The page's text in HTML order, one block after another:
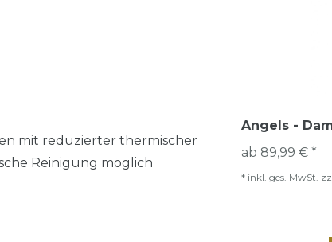
mit reduzierter thermischer
Reinigung möglich
Angels -
ab 89,99 € *
* inkl. ges. MwSt.